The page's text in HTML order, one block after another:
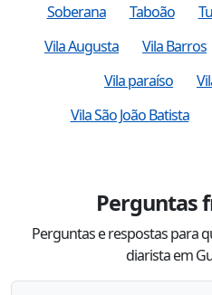
Soberana
Taboão
Vila Augusta
Vila Barros
Vila paraíso
Vila São João Batista
Perguntas
Perguntas e respostas para
diarista em